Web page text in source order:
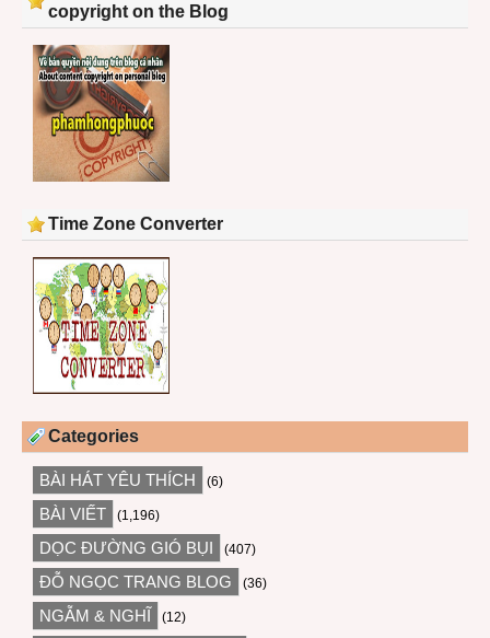
copyright on the Blog
Time Zone Converter
Categories
BÀI HÁT YÊU THÍCH (6)
BÀI VIẾT (1,196)
DỌC ĐƯỜNG GIÓ BỤI (407)
ĐỖ NGỌC TRANG BLOG (36)
NGẪM & NGHĨ (12)